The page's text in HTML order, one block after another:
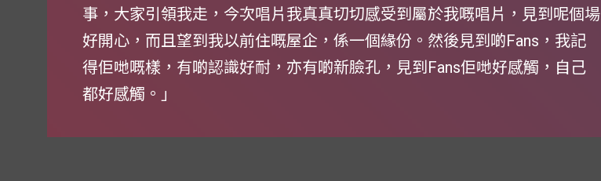
事，大家引領我走，今次唱片我真真切切感受到屬於我嘅唱片，見到呢個場
好開心，而且望到我以前住嘅屋企，係一個緣份。然後見到啲Fans，我記
得佢哋嘅樣，有啲認識好耐，亦有啲新臉孔，見到Fans佢哋好感觸，自己
都好感觸。」